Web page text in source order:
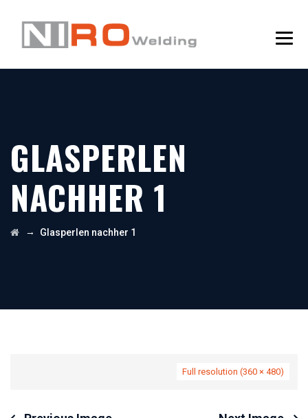
GLASPERLEN
NACHHER 1
→ Glasperlen nachher 1
Full resolution (360 × 480)